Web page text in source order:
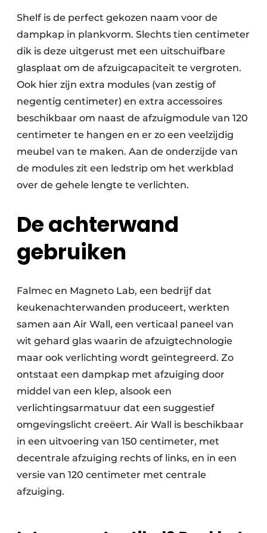
Shelf is de perfect gekozen naam voor de
dampkap in plankvorm. Slechts tien centimeter
dik is deze uitgerust met een uitschuifbare
glasplaat om de afzuigcapaciteit te vergroten.
Ook hier zijn extra modules (van zestig of
negentig centi­meter) en extra accessoires
beschikbaar om naast de afzuigmodule van 120
centimeter te hangen en er zo een veelzijdig
meubel van te maken. Aan de onderzijde van
de modules zit een ledstrip om het werkblad
over de gehele lengte te verlichten.
De achterwand
gebruiken
Falmec en Magneto Lab, een bedrijf dat
keukenachterwanden produceert, werkten
samen aan Air Wall, een verticaal paneel van
wit gehard glas waarin de afzuigtechnologie
maar ook verlichting wordt geïntegreerd. Zo
ontstaat een dampkap met afzuiging door
middel van een klep, alsook een
verlichtingsarmatuur dat een suggestief
omgevingslicht creëert. Air Wall is beschikbaar
in een uitvoering van 150 centimeter, met
decentrale afzuiging rechts of links, en in een
versie van 120 centimeter met centrale
afzuiging.